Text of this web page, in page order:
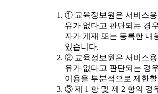
① 교육정보원은 서비스용
유가 없다고 판단되는 경
자가 게재 또는 등록한 내
있습니다.
② 교육정보원은 서비스용
유가 없다고 판단되는 경
이용을 부분적으로 제한
③ 제 1 항 및 제 2 항의 경